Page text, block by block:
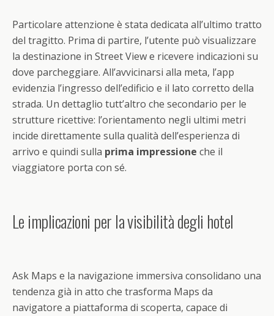
Particolare attenzione è stata dedicata all’ultimo tratto
del tragitto. Prima di partire, l’utente può visualizzare
la destinazione in Street View e ricevere indicazioni su
dove parcheggiare. All’avvicinarsi alla meta, l’app
evidenzia l’ingresso dell’edificio e il lato corretto della
strada. Un dettaglio tutt’altro che secondario per le
strutture ricettive: l’orientamento negli ultimi metri
incide direttamente sulla qualità dell’esperienza di
arrivo e quindi sulla prima impressione che il
viaggiatore porta con sé.
Le implicazioni per la visibilità degli hotel
Ask Maps e la navigazione immersiva consolidano una
tendenza già in atto che trasforma Maps da
navigatore a piattaforma di scoperta, capace di